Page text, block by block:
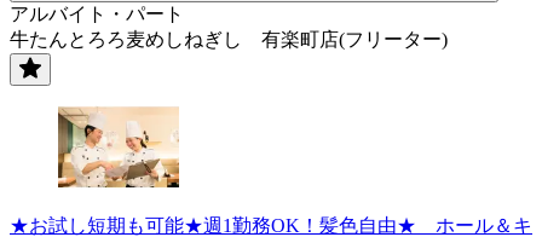
アルバイト・パート
牛たんとろろ麦めしねぎし 有楽町店(フリーター)
★お試し短期も可能★週1勤務OK！髪色自由★ ホール＆キ